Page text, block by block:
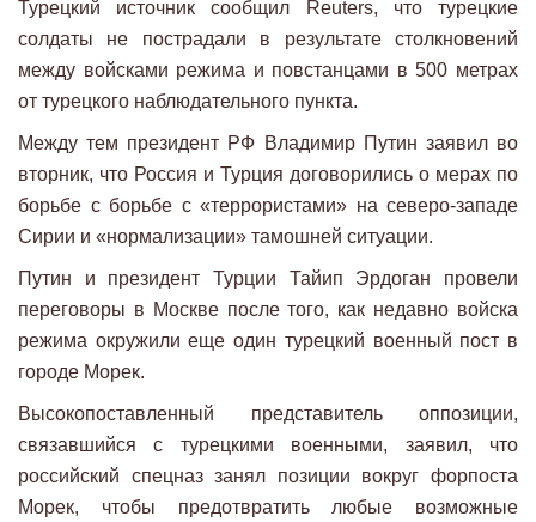
Турецкий источник сообщил Reuters, что турецкие
солдаты не пострадали в результате столкновений
между войсками режима и повстанцами в 500 метрах
от турецкого наблюдательного пункта.
Между тем президент РФ Владимир Путин заявил во
вторник, что Россия и Турция договорились о мерах по
борьбе с борьбе с «террористами» на северо-западе
Сирии и «нормализации» тамошней ситуации.
Путин и президент Турции Тайип Эрдоган провели
переговоры в Москве после того, как недавно войска
режима окружили еще один турецкий военный пост в
городе Морек.
Высокопоставленный представитель оппозиции,
связавшийся с турецкими военными, заявил, что
российский спецназ занял позиции вокруг форпоста
Морек, чтобы предотвратить любые возможные